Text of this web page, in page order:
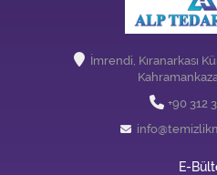
İmrendi, Kıranarkası
+90 312
E-